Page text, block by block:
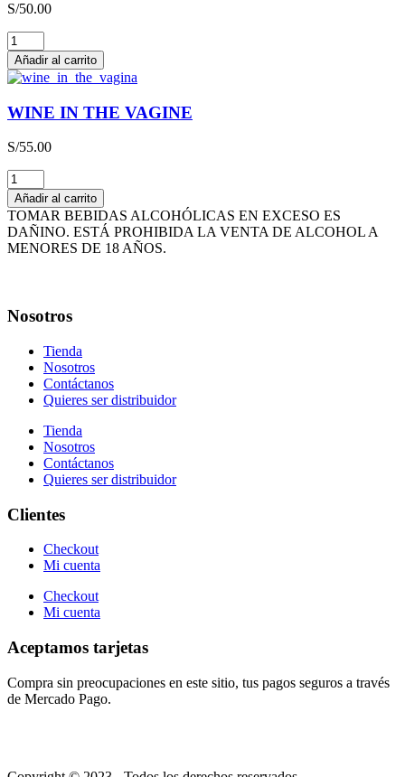
cantidad
S/50.00
THE
HAPPY
WINE
cantidad
Añadir al carrito
WINE IN THE VAGINE
S/55.00
WINE
IN
THE
VAGINE
cantidad
Añadir al carrito
TOMAR BEBIDAS ALCOHÓLICAS EN EXCESO ES
DAÑINO. ESTÁ PROHIBIDA LA VENTA DE ALCOHOL A
MENORES DE 18 AÑOS.
Nosotros
Tienda
Nosotros
Contáctanos
Quieres ser distribuidor
Tienda
Nosotros
Contáctanos
Quieres ser distribuidor
Clientes
Checkout
Mi cuenta
Checkout
Mi cuenta
Aceptamos tarjetas
Compra sin preocupaciones en este sitio, tus pagos seguros a través
de Mercado Pago.